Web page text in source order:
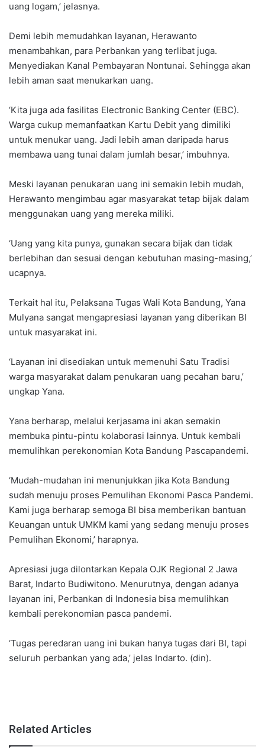
uang logam,’ jelasnya.
Demi lebih memudahkan layanan, Herawanto
menambahkan, para Perbankan yang terlibat juga.
Menyediakan Kanal Pembayaran Nontunai. Sehingga akan
lebih aman saat menukarkan uang.
‘Kita juga ada fasilitas Electronic Banking Center (EBC).
Warga cukup memanfaatkan Kartu Debit yang dimiliki
untuk menukar uang. Jadi lebih aman daripada harus
membawa uang tunai dalam jumlah besar,’ imbuhnya.
Meski layanan penukaran uang ini semakin lebih mudah,
Herawanto mengimbau agar masyarakat tetap bijak dalam
menggunakan uang yang mereka miliki.
‘Uang yang kita punya, gunakan secara bijak dan tidak
berlebihan dan sesuai dengan kebutuhan masing-masing,’
ucapnya.
Terkait hal itu, Pelaksana Tugas Wali Kota Bandung, Yana
Mulyana sangat mengapresiasi layanan yang diberikan BI
untuk masyarakat ini.
‘Layanan ini disediakan untuk memenuhi Satu Tradisi
warga masyarakat dalam penukaran uang pecahan baru,’
ungkap Yana.
Yana berharap, melalui kerjasama ini akan semakin
membuka pintu-pintu kolaborasi lainnya. Untuk kembali
memulihkan perekonomian Kota Bandung Pascapandemi.
‘Mudah-mudahan ini menunjukkan jika Kota Bandung
sudah menuju proses Pemulihan Ekonomi Pasca Pandemi.
Kami juga berharap semoga BI bisa memberikan bantuan
Keuangan untuk UMKM kami yang sedang menuju proses
Pemulihan Ekonomi,’ harapnya.
Apresiasi juga dilontarkan Kepala OJK Regional 2 Jawa
Barat, Indarto Budiwitono. Menurutnya, dengan adanya
layanan ini, Perbankan di Indonesia bisa memulihkan
kembali perekonomian pasca pandemi.
‘Tugas peredaran uang ini bukan hanya tugas dari BI, tapi
seluruh perbankan yang ada,’ jelas Indarto. (din).
Related Articles